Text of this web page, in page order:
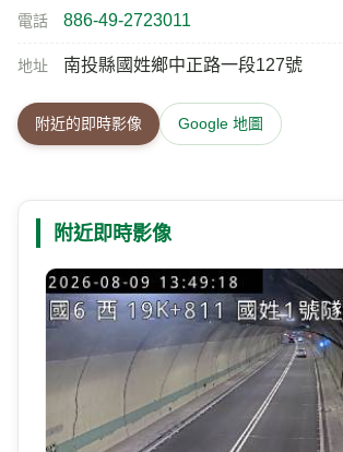
電話 886-49-2723011
地址 南投縣國姓鄉中正路一段127號
附近的即時影像 Google 地圖
附近即時影像